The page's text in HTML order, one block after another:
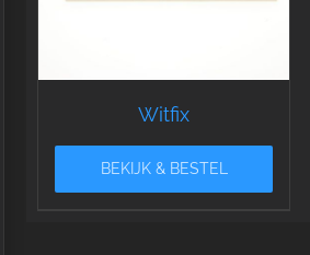
Witfix
BEKIJK & BESTEL